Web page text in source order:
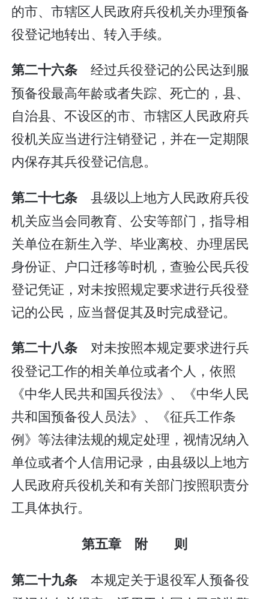
的市、市辖区人民政府兵役机关办理预备
役登记地转出、转入手续。
第二十六条经过兵役登记的公民达到服
预备役最高年龄或者失踪、死亡的，县、
自治县、不设区的市、市辖区人民政府兵
役机关应当进行注销登记，并在一定期限
内保存其兵役登记信息。
第二十七条县级以上地方人民政府兵役
机关应当会同教育、公安等部门，指导相
关单位在新生入学、毕业离校、办理居民
身份证、户口迁移等时机，查验公民兵役
登记凭证，对未按照规定要求进行兵役登
记的公民，应当督促其及时完成登记。
第二十八条对未按照本规定要求进行兵
役登记工作的相关单位或者个人，依照
《中华人民共和国兵役法》、《中华人民
共和国预备役人员法》、《征兵工作条
例》等法律法规的规定处理，视情况纳入
单位或者个人信用记录，由县级以上地方
人民政府兵役机关和有关部门按照职责分
工具体执行。
第五章 附 则
第二十九条 本规定关于退役军人预备役